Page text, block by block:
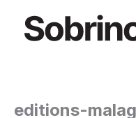
contenido
editions-